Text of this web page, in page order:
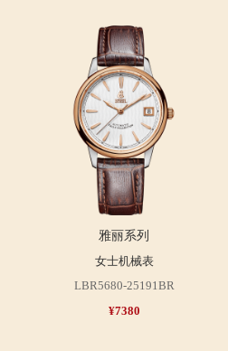
雅丽系列
女士机械表
LBR5680-25191BR
¥7380